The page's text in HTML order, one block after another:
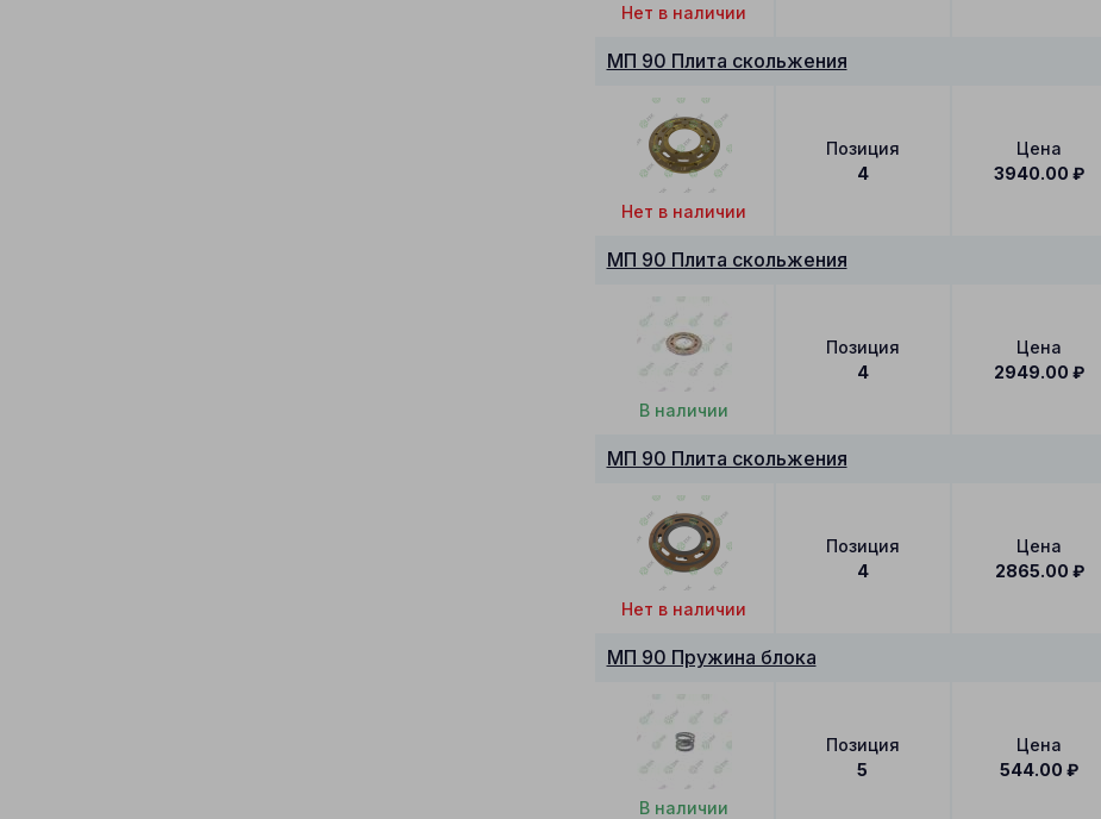
Нет в наличии
МП 90 Плита скольжения
Нет в наличии
Позиция
4
Цена
3940.00 ₽
МП 90 Плита скольжения
В наличии
Позиция
4
Цена
2949.00 ₽
МП 90 Плита скольжения
Нет в наличии
Позиция
4
Цена
2865.00 ₽
МП 90 Пружина блока
В наличии
Позиция
5
Цена
544.00 ₽